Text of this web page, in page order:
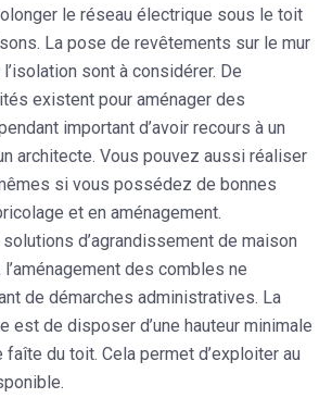
le réseau électrique sous le toit
La pose de revêtements sur le mur
sont à considérer. De
existent pour aménager des
important d’avoir recours à un
architecte. Vous pouvez aussi réaliser
si vous possédez de bonnes
et en aménagement.
d’agrandissement de maison
des combles ne
de démarches administratives. La
est de disposer d’une hauteur minimale
faîte du toit. Cela permet d’exploiter au